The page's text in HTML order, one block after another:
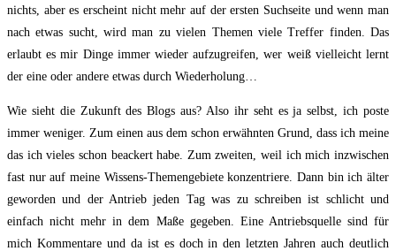
nichts, aber es erscheint nicht mehr auf der ersten Suchseite und wenn man
nach etwas sucht, wird man zu vielen Themen viele Treffer finden. Das
erlaubt es mir Dinge immer wieder aufzugreifen, wer weiß vielleicht lernt
der eine oder andere etwas durch Wiederholung…
Wie sieht die Zukunft des Blogs aus? Also ihr seht es ja selbst, ich poste
immer weniger. Zum einen aus dem schon erwähnten Grund, dass ich meine
das ich vieles schon beackert habe. Zum zweiten, weil ich mich inzwischen
fast nur auf meine Wissens-Themengebiete konzentriere. Dann bin ich älter
geworden und der Antrieb jeden Tag was zu schreiben ist schlicht und
einfach nicht mehr in dem Maße gegeben. Eine Antriebsquelle sind für
mich Kommentare und da ist es doch in den letzten Jahren auch deutlich